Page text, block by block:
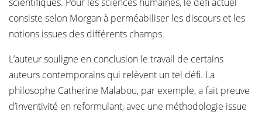
consiste selon Morgan à perméabiliser les discours et les
notions issues des différents champs.
L’auteur souligne en conclusion le travail de certains
auteurs contemporains qui relèvent un tel défi. La
philosophe Catherine Malabou, par exemple, a fait preuve
d’inventivité en reformulant, avec une méthodologie issue